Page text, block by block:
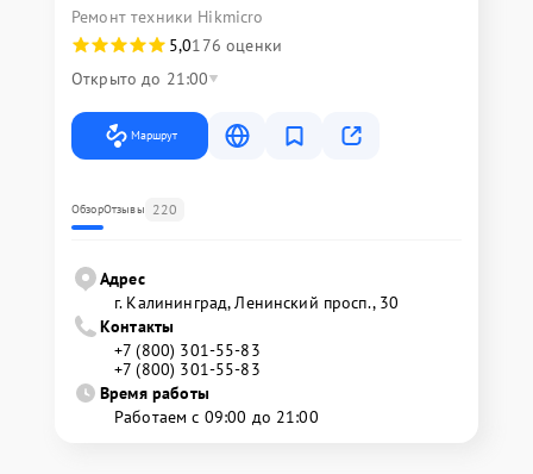
Ремонт техники Hikmicro
5,0176 оценки
Открыто до 21:00
Маршрут
ОбзорОтзывы 220
Адрес
г. Калининград, Ленинский просп., 30
Контакты
+7 (800) 301-55-83
+7 (800) 301-55-83
Время работы
Работаем с 09:00 до 21:00